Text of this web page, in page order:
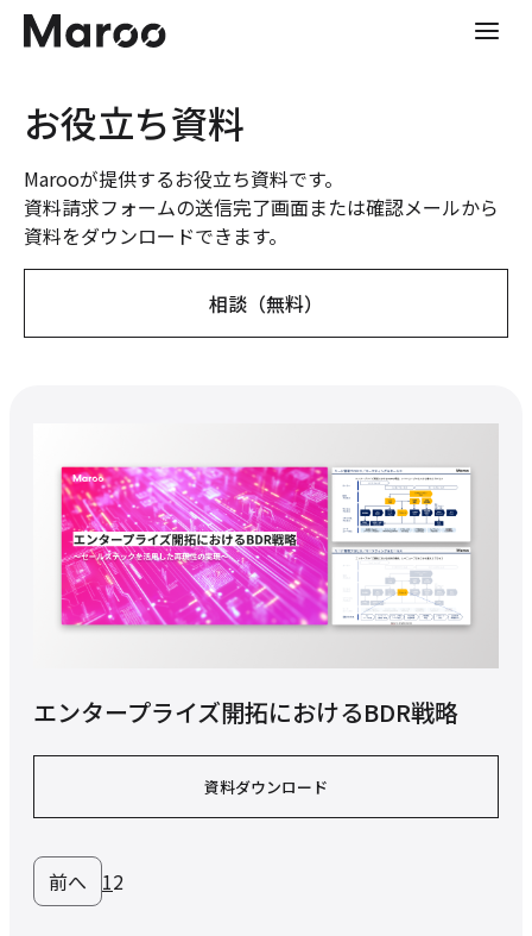
お役立ち資料
Marooが提供するお役立ち資料です。
資料請求フォームの送信完了画面または確認メールから
資料をダウンロードできます。
相談（無料）
エンタープライズ開拓におけるBDR戦略
資料ダウンロード
前へ 12